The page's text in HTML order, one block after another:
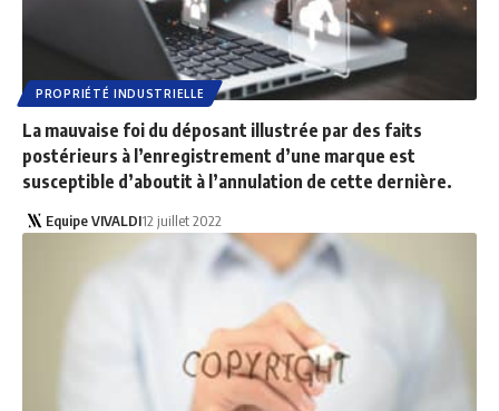
PROPRIÉTÉ INDUSTRIELLE
La mauvaise foi du déposant illustrée par des faits
postérieurs à l’enregistrement d’une marque est
susceptible d’aboutit à l’annulation de cette dernière.
Equipe VIVALDI12 juillet 2022